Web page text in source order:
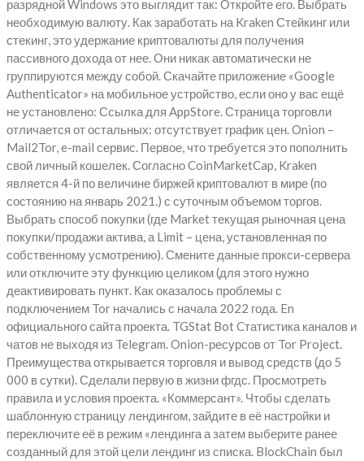
разрядной Windows это выглядит так: Откройте его. Выбрать
необходимую валюту. Как заработать на Kraken Стейкинг или
стекинг, это удержание криптовалюты для получения
пассивного дохода от нее. Они никак автоматически не
группируются между собой. Скачайте приложение «Google
Authenticator» на мобильное устройство, если оно у вас ещё
не установлено: Ссылка для AppStore. Страница торговли
отличается от остальных: отсутствует график цен. Onion –
Mail2Tor, e-mail сервис. Первое, что требуется это пополнить
свой личный кошелек. Согласно CoinMarketCap, Kraken
является 4-й по величине биржей криптовалют в мире (по
состоянию на январь 2021.) с суточным объемом торгов.
Выбрать способ покупки (где Market текущая рыночная цена
покупки/продажи актива, а Limit – цена, установленная по
собственному усмотрению). Смените данные прокси-сервера
или отключите эту функцию целиком (для этого нужно
деактивировать пункт. Как оказалось проблемы с
подключением Tor начались с начала 2022 года. En
официального сайта проекта. TGStat Bot Cтатистика каналов и
чатов не выходя из Telegram. Onion-ресурсов от Tor Project.
Преимущества открывается торговля и вывод средств (до 5
000 в сутки). Сделали первую в жизни фгдс. Просмотреть
правила и условия проекта. «Коммерсант». Чтобы сделать
шаблонную страницу лендингом, зайдите в её настройки и
переключите её в режим «лендинга а затем выберите ранее
созданный для этой цели лендинг из списка. BlockChain был